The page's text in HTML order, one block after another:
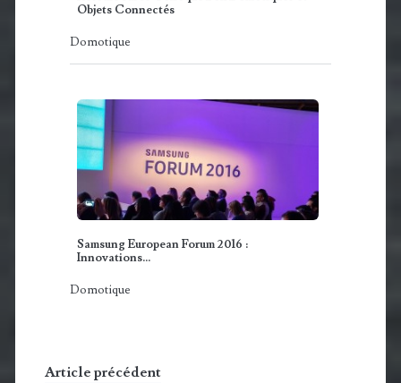
Objets Connectés
Domotique
Samsung European Forum 2016 :
Innovations…
Domotique
Article précédent